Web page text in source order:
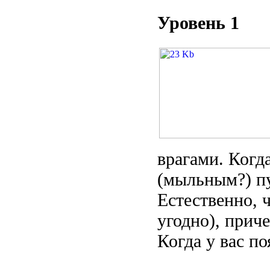
Уровень 1
врагами.
(мыльным?)
Естественно,
угодно),
Когда у вас